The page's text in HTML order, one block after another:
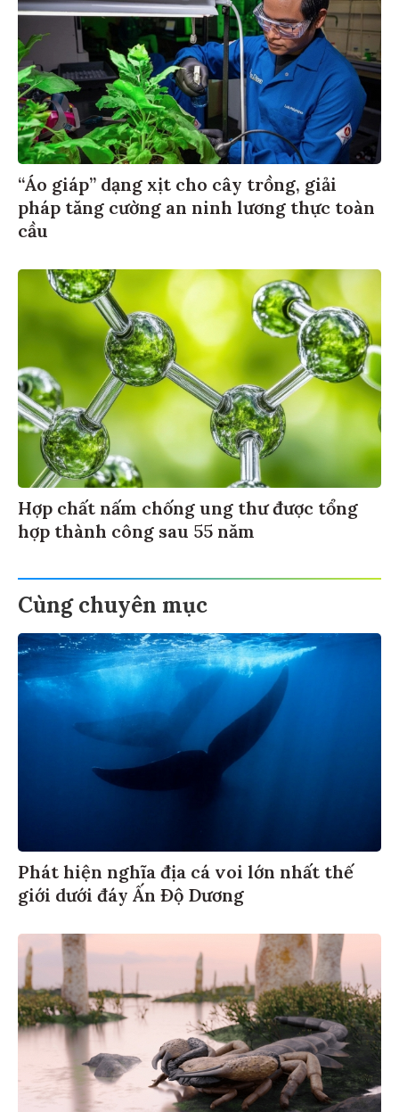
“Áo giáp” dạng xịt cho cây trồng, giải
pháp tăng cường an ninh lương thực toàn
cầu
Hợp chất nấm chống ung thư được tổng
hợp thành công sau 55 năm
Cùng chuyên mục
Phát hiện nghĩa địa cá voi lớn nhất thế
giới dưới đáy Ấn Độ Dương